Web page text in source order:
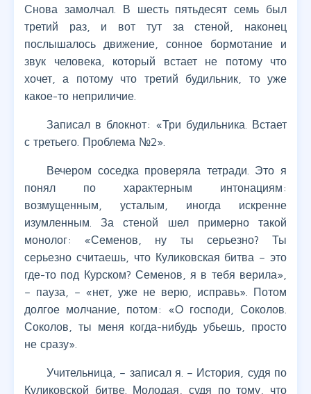
Снова замолчал. В шесть пятьдесят семь был
третий раз, и вот тут за стеной, наконец
послышалось движение, сонное бормотание и
звук человека, который встает не потому что
хочет, а потому что третий будильник, то уже
какое-то неприличие.
Записал в блокнот: «Три будильника. Встает
с третьего. Проблема №2».
Вечером соседка проверяла тетради. Это я
понял по характерным интонациям:
возмущенным, усталым, иногда искренне
изумленным. За стеной шел примерно такой
монолог: «Семенов, ну ты серьезно? Ты
серьезно считаешь, что Куликовская битва – это
где-то под Курском? Семенов, я в тебя верила»,
– пауза, – «нет, уже не верю, исправь». Потом
долгое молчание, потом: «О господи, Соколов.
Соколов, ты меня когда-нибудь убьешь, просто
не сразу».
Учительница, – записал я. – История, судя по
Куликовской битве. Молодая, судя по тому, что